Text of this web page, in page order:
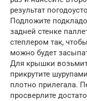
результат
Подложите
задней стенке
степлером так,
можно будет
Для крышки
прикрутите
плотно прилегала.
просверлите